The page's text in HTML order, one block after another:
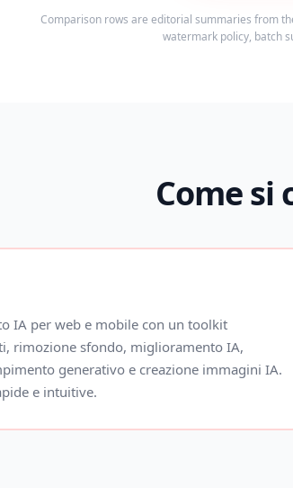
Comparison rows are editorial summaries from
watermark policy, batch
Come si
IA per web e mobile con un toolkit
rimozione sfondo, miglioramento IA,
generativo e creazione immagini IA.
e intuitive.